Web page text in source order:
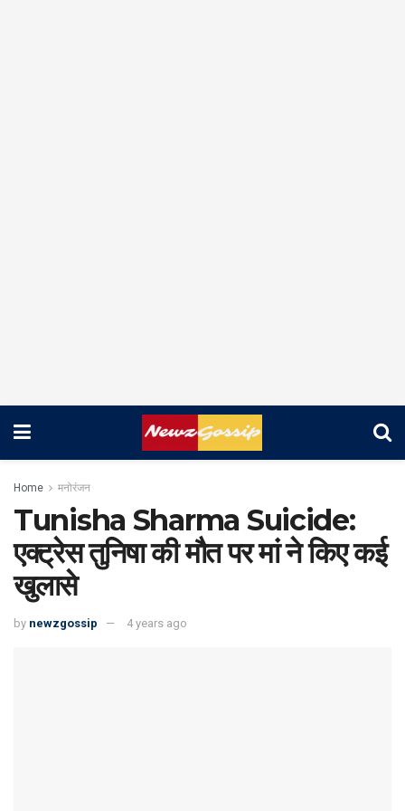
Home मनोरंजन
Tunisha Sharma Suicide:
एक्ट्रेस तुनिषा की मौत पर मां ने किए कई
खुलासे
by newzgossip 4 years ago